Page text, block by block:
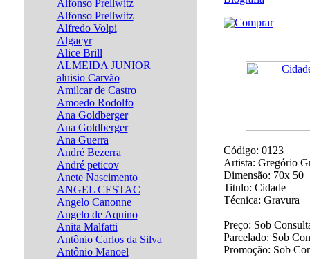
Alfonso Prellwitz
Alfonso Prellwitz
Alfredo Volpi
Algacyr
Alice Brill
ALMEIDA JUNIOR
aluisio Carvão
Amilcar de Castro
Amoedo Rodolfo
Ana Goldberger
Ana Goldberger
Ana Guerra
André Bezerra
André peticov
Anete Nascimento
ANGEL CESTAC
Angelo Canonne
Angelo de Aquino
Anita Malfatti
Antônio Carlos da Silva
Antônio Manoel
Código: 0123
Artista: Gregório
Dimensão: 70x 50
Titulo: Cidade
Técnica: Gravura
Preço: Sob
Parcelado: Sob
Promoção: Sob